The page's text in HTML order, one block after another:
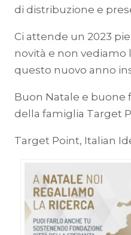
di distribuzione e
Ci attende un 2023
novità e non vediamo
questo nuovo anno
Buon Natale e buone
della famiglia Target
Target Point, Italian